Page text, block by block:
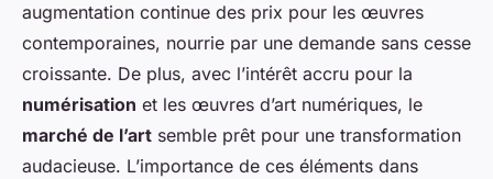
augmentation continue des prix pour les œuvres
contemporaines, nourrie par une demande sans cesse
croissante. De plus, avec l’intérêt accru pour la
numérisation et les œuvres d’art numériques, le
marché de l’art semble prêt pour une transformation
audacieuse. L’importance de ces éléments dans